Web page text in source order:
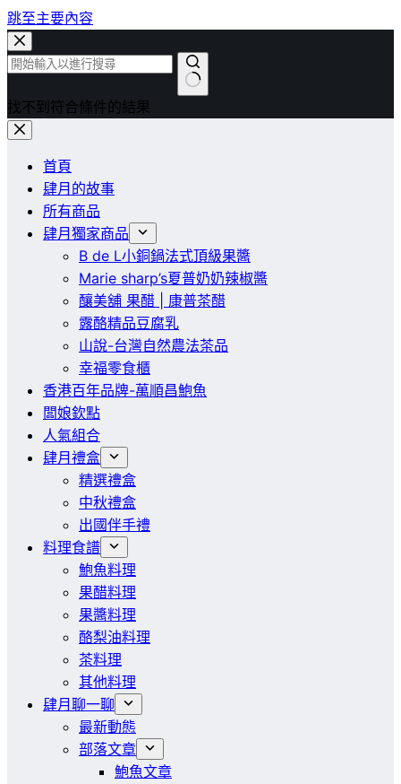
跳至主要內容
找不到符合條件的結果
首頁
肆月的故事
所有商品
肆月獨家商品
B de L小銅鍋法式頂級果醬
Marie sharp’s夏普奶奶辣椒醬
釀美舖 果醋 | 康普茶醋
露酪精品豆腐乳
山說-台灣自然農法茶品
幸福零食櫃
香港百年品牌-萬順昌鮑魚
闆娘欽點
人氣組合
肆月禮盒
精選禮盒
中秋禮盒
出國伴手禮
料理食譜
鮑魚料理
果醋料理
果醬料理
酪梨油料理
茶料理
其他料理
肆月聊一聊
最新動態
部落文章
鮑魚文章